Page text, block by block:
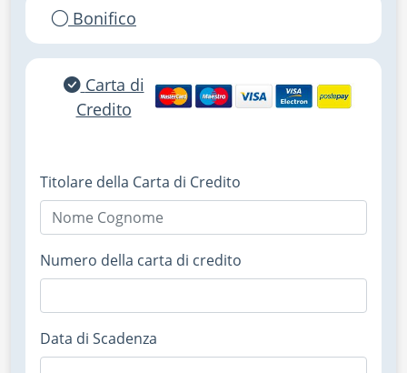
Bonifico
Carta di
Credito
Titolare della Carta di Credito
Numero della carta di credito
Data di Scadenza